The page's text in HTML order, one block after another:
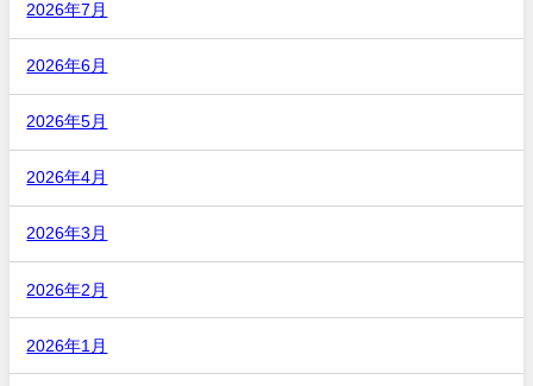
2026年7月
2026年6月
2026年5月
2026年4月
2026年3月
2026年2月
2026年1月